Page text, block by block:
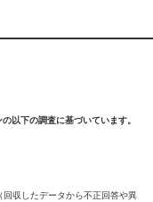
以下の調査に基づいています。
収したデータから不正回答や異